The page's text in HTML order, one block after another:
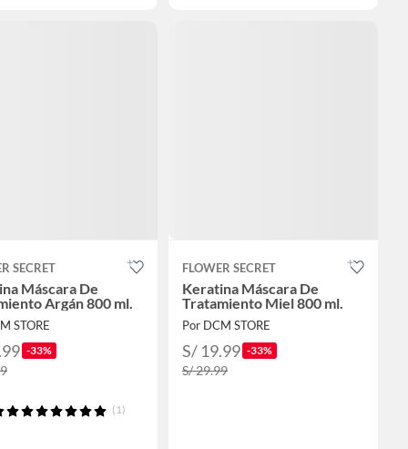
SECRET
Máscara De
Argán 800 ml.
STORE
-33%
(1)
FLOWER SECRET
Keratina Máscara De
Tratamiento Miel 800 ml.
Por DCM STORE
S/ 19.99 -33%
S/ 29.99